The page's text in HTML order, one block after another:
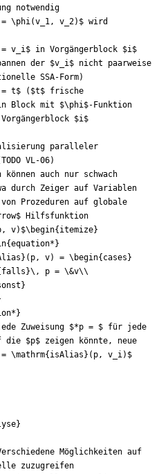
= \phi(v 1, v 2) $
= v i$ in Vorgängerblock $i$
der $v i$ nicht paarweise
= t$ ( $t$ frische
Block mit $\phi$-Funktion
$i$
paralleler
können auch nur schwach
durch Zeiger auf Variablen
Prozeduren auf globale
$
v) $\begin{ itemize}
{equation* }
} (p, v) = \begin{ cases }
falls }\, p = \&v\\
}
}
Zuweisung $*p = $ für jede
die $p$ zeigen könnte, neue
= \mathrm{ isAlias } ( p, v i) $
}
Möglichkeiten auf